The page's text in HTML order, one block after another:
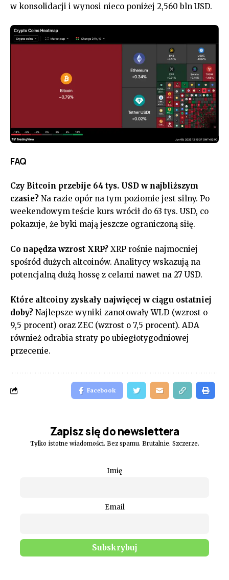
w konsolidacji i wynosi nieco poniżej 2,560 bln USD.
FAQ
Czy Bitcoin przebije 64 tys. USD w najbliższym
czasie? Na razie opór na tym poziomie jest silny. Po
weekendowym teście kurs wrócił do 63 tys. USD, co
pokazuje, że byki mają jeszcze ograniczoną siłę.
Co napędza wzrost XRP? XRP rośnie najmocniej
spośród dużych altcoinów. Analitycy wskazują na
potencjalną dużą hossę z celami nawet na 27 USD.
Które altcoiny zyskały najwięcej w ciągu ostatniej
doby? Najlepsze wyniki zanotowały WLD (wzrost o
9,5 procent) oraz ZEC (wzrost o 7,5 procent). ADA
również odrabia straty po ubiegłotygodniowej
przecenie.
Facebook
Zapisz się do newslettera
Tylko istotne wiadomości. Bez spamu. Brutalnie. Szczerze.
Imię
Email